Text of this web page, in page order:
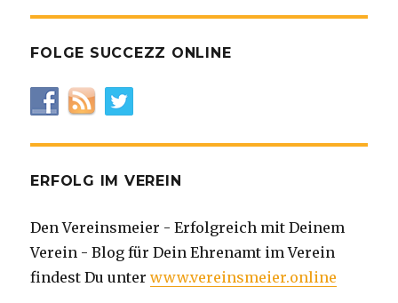
FOLGE SUCCEZZ ONLINE
ERFOLG IM VEREIN
Den Vereinsmeier - Erfolgreich mit Deinem
Verein - Blog für Dein Ehrenamt im Verein
findest Du unterwww.vereinsmeier.online